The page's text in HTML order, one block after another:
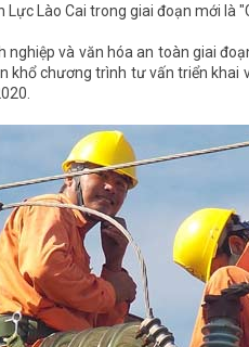
Lào Cai trong giai đoạn mới là
và văn hóa an toàn giai
khổ chương trình tư vấn triển khai